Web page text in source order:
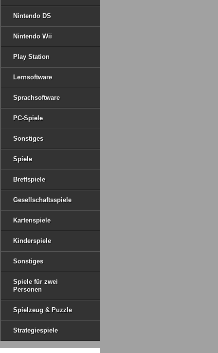
Nintendo DS
Nintendo Wii
Play Station
Lernsoftware
Sprachsoftware
PC-Spiele
Sonstiges
Spiele
Brettspiele
Gesellschaftsspiele
Kartenspiele
Kinderspiele
Sonstiges
Spiele für zwei
Personen
Spielzeug & Puzzle
Strategiespiele